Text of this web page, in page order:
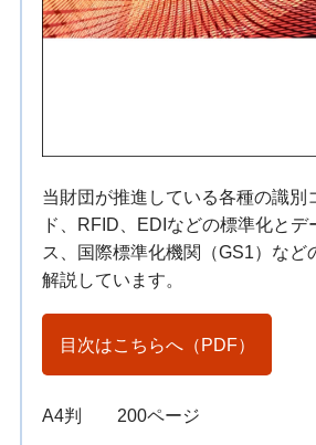
当財団が推進している各種の識別
ド、RFID、EDIなどの標準化とデ
ス、国際標準化機関（GS1）など
解説しています。
目次はこちらへ（PDF）
A4判 200ページ